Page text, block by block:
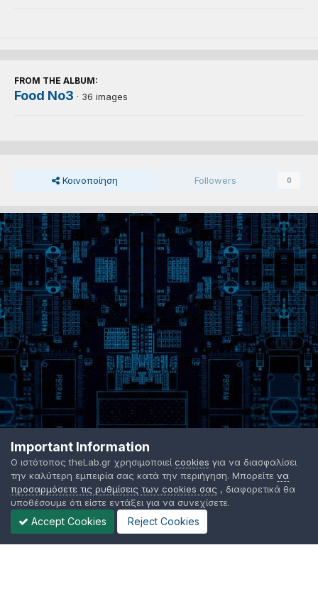
FROM THE ALBUM:
Food No3 · 36 images
Κοινοποίηση Followers 0
Important Information
Ο ιστότοπος theLab.gr χρησιμοποιεί cookies για να διασφαλίσει
την καλύτερη εμπειρία σας κατά την περιήγηση. Μπορείτε να
προσαρμόσετε τις ρυθμίσεις των cookies σας , διαφορετικά θα
υποθέσουμε ότι είστε εντάξει για να συνεχίσετε.
Accept Cookies Reject Cookies